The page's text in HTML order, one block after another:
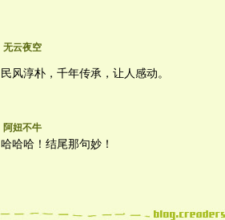
无云夜空
民风淳朴，千年传承，让人感动。
阿妞不牛
哈哈哈！结尾那句妙！